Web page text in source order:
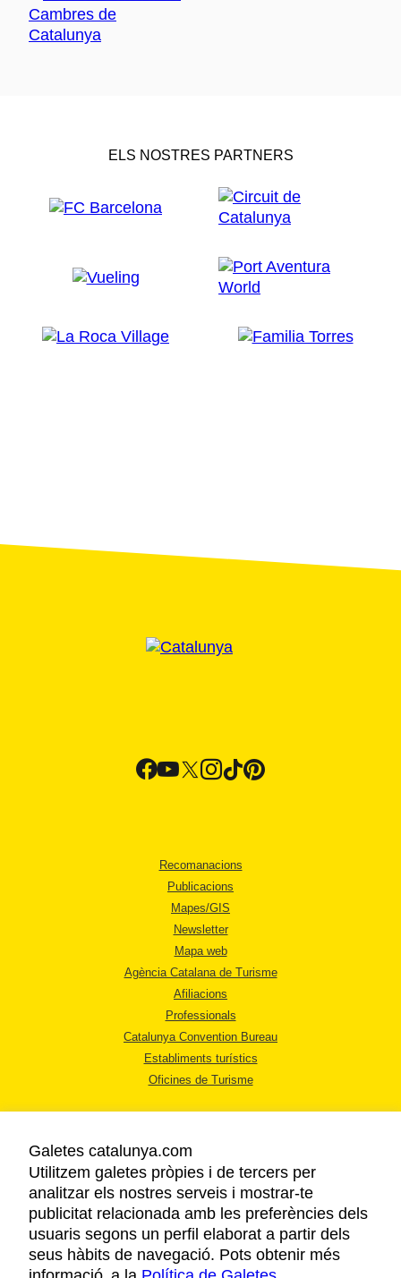
ELS NOSTRES PARTNERS
Recomanacions
Publicacions
Mapes/GIS
Newsletter
Mapa web
Agència Catalana de Turisme
Afiliacions
Professionals
Catalunya Convention Bureau
Establiments turístics
Oficines de Turisme
AVÍS LEGAL
POLÍTICA DE PRIVACITAT
COOKIES
ACCESSIBILITAT
Galetes catalunya.com
Utilitzem galetes pròpies i de tercers per
analitzar els nostres serveis i mostrar-te
publicitat relacionada amb les preferències dels
usuaris segons un perfil elaborat a partir dels
seus hàbits de navegació. Pots obtenir més